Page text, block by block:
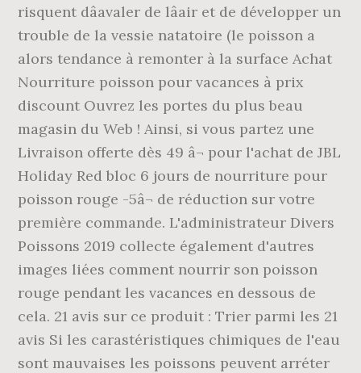
risquent dâavaler de lâair et de développer un
trouble de la vessie natatoire (le poisson a
alors tendance à remonter à la surface Achat
Nourriture poisson pour vacances à prix
discount Ouvrez les portes du plus beau
magasin du Web ! Ainsi, si vous partez une
Livraison offerte dès 49 â¬ pour l'achat de JBL
Holiday Red bloc 6 jours de nourriture pour
poisson rouge -5â¬ de réduction sur votre
première commande. L'administrateur Divers
Poissons 2019 collecte également d'autres
images liées comment nourrir son poisson
rouge pendant les vacances en dessous de
cela. 21 avis sur ce produit : Trier parmi les 21
avis Si les carastéristiques chimiques de l'eau
sont mauvaises les poissons peuvent arréter